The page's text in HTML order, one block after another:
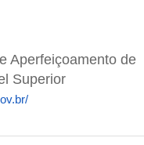
Aperfeiçoamento de
Superior